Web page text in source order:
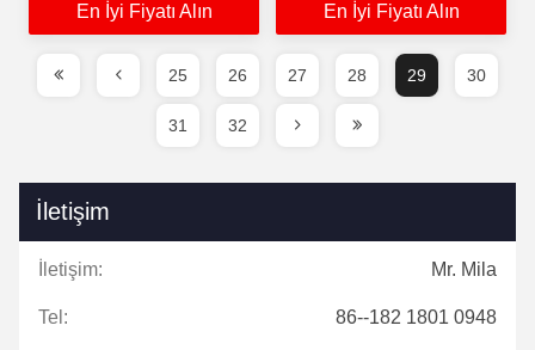
En İyi Fiyatı Alın
En İyi Fiyatı Alın
25 26 27 28 29 30
31 32
İletişim
İletişim: Mr. Mila
Tel: 86--182 1801 0948